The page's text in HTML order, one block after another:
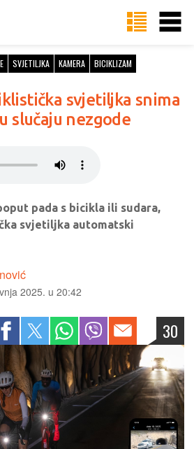
SVJETILJKA KAMERA BICIKLIZAM
svjetiljka snima
slučaju nezgode
pada s bicikla ili sudara,
svjetiljka automatski
2025. u 20:42
30